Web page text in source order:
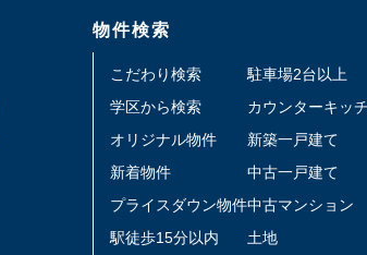
物件検索
こだわり検索
学区から検索
オリジナル物件
新着物件
プライスダウン物件
駅徒歩15分以内
駐車場2台以上
カウンターキッ
新築一戸建て
中古一戸建て
中古マンション
土地